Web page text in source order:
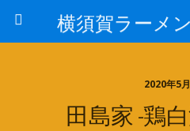
2020年5
田島家 -鶏